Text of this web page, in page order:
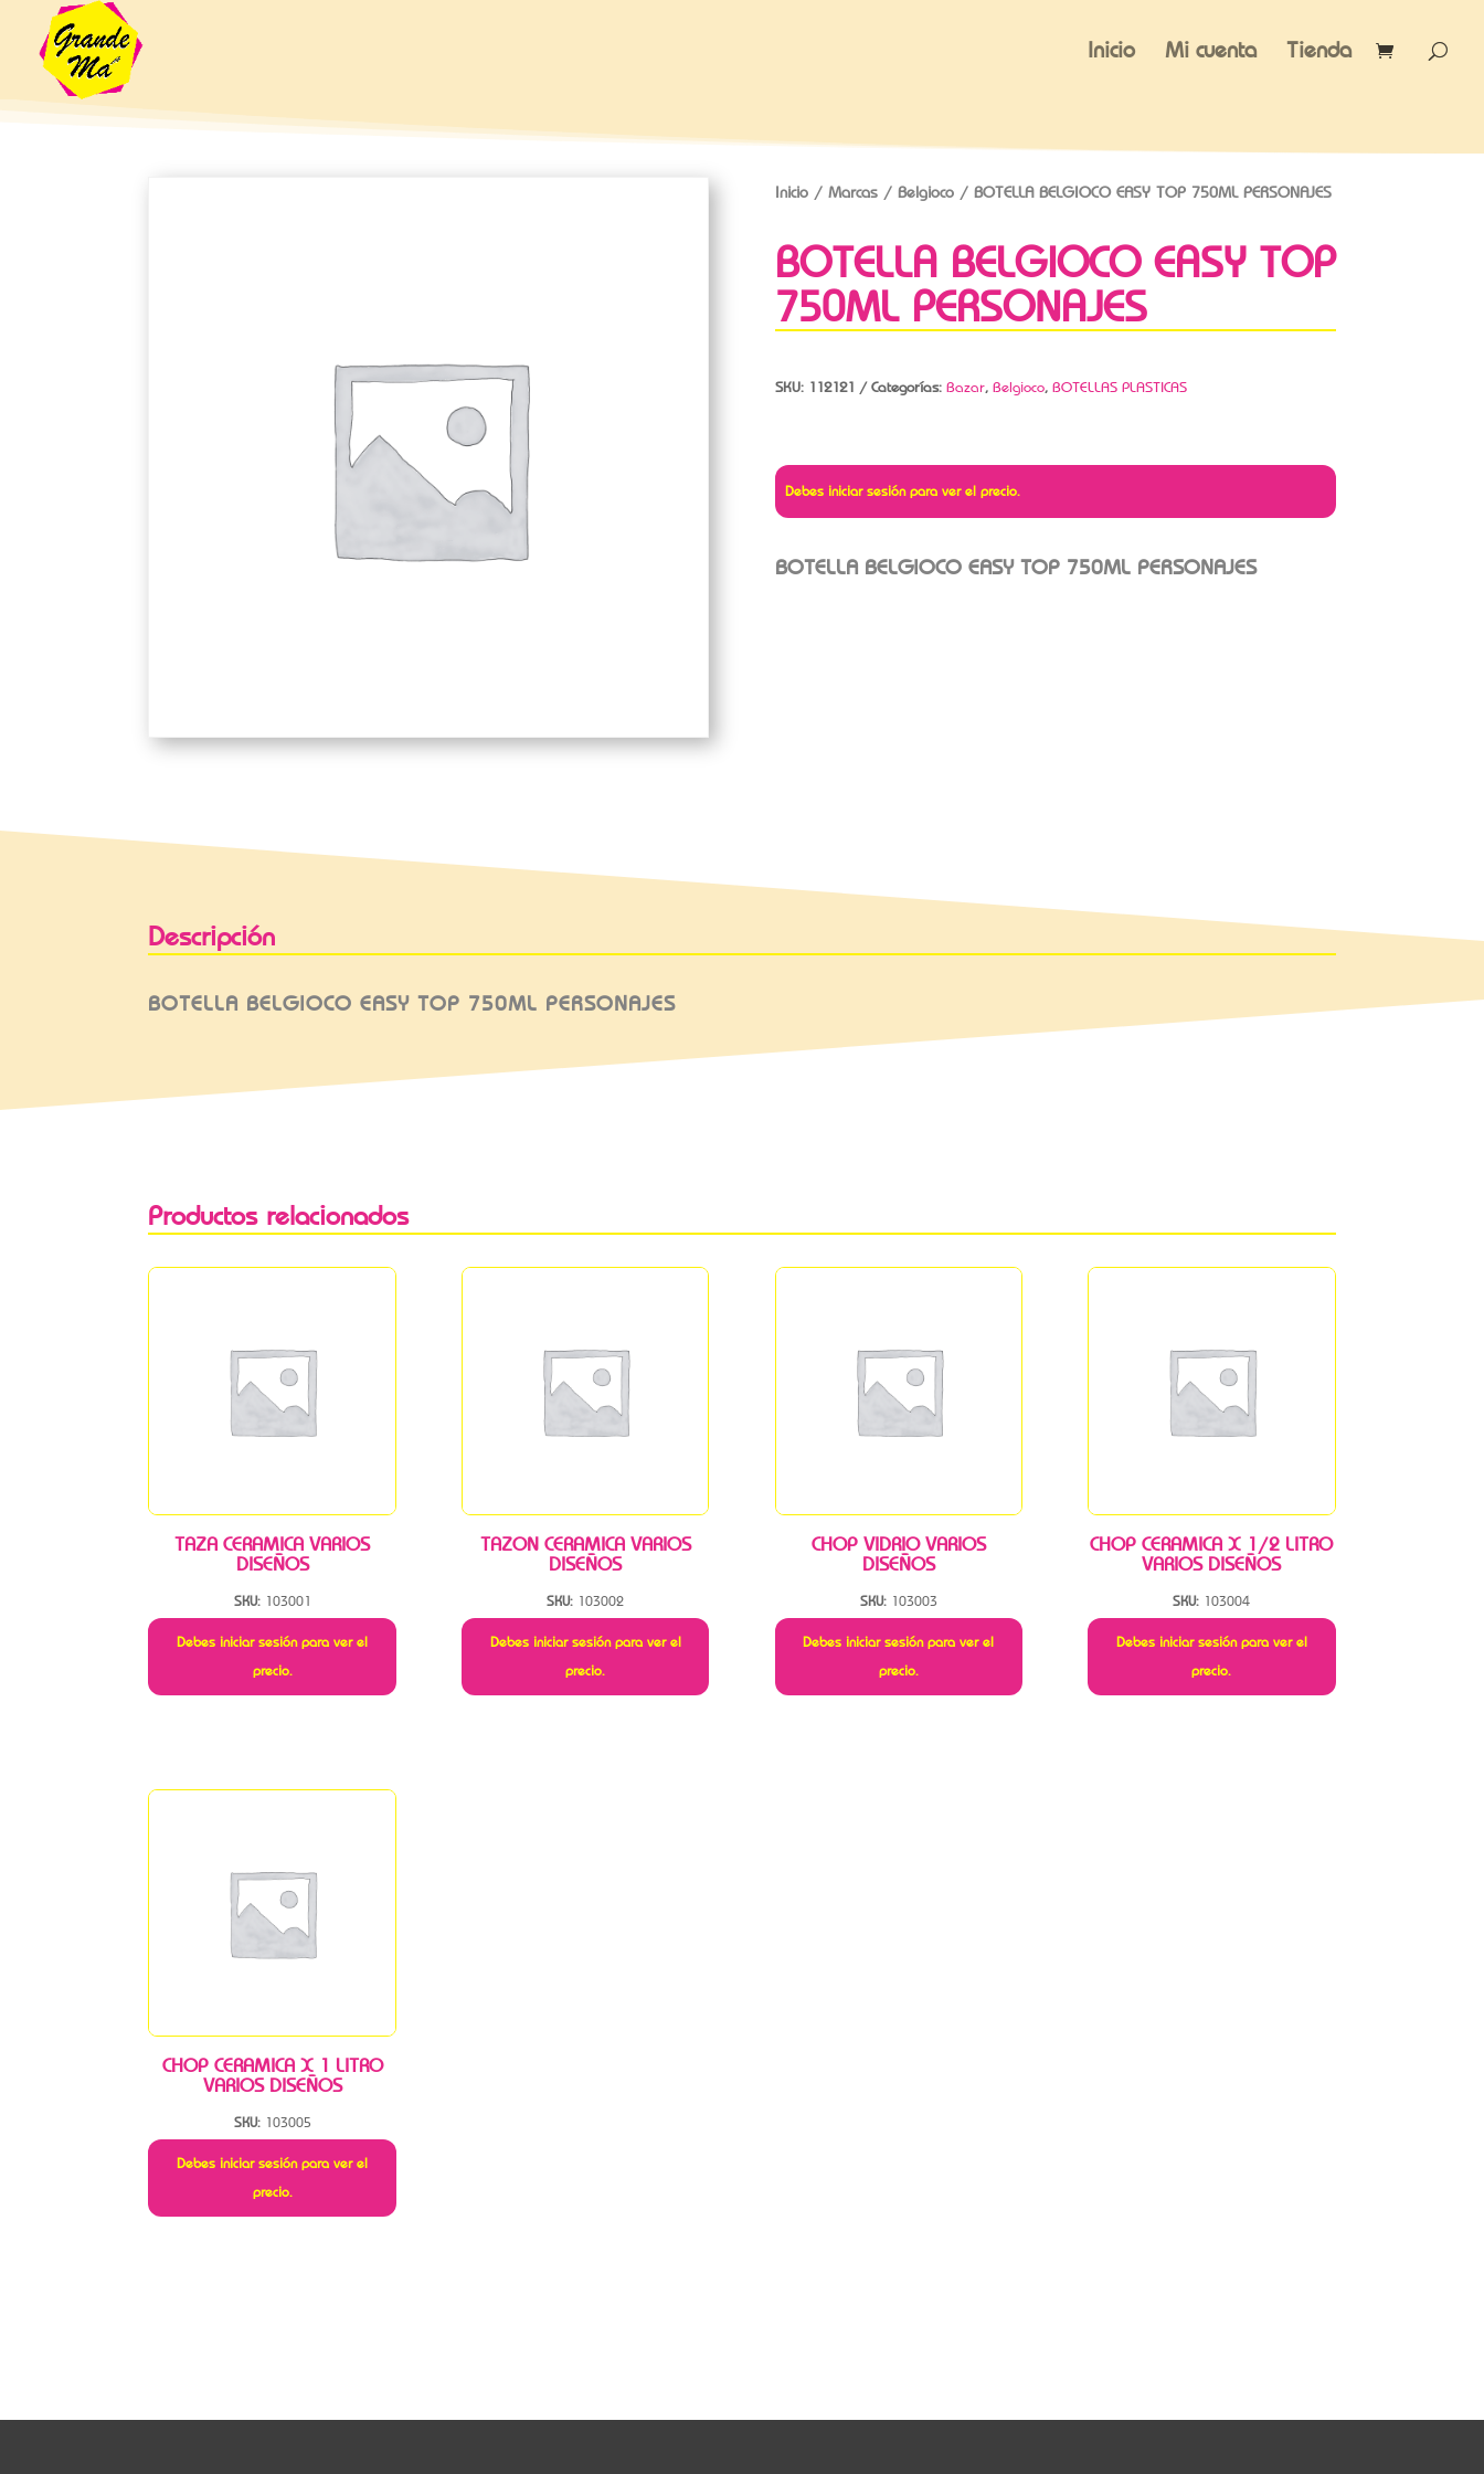
Inicio Mi cuenta Tienda
Inicio/ Marcas/ Belgioco/ BOTELLA BELGIOCO EASY TOP 750ML PERSONAJES
BOTELLA BELGIOCO EASY TOP
750ML PERSONAJES
SKU: 112121 Categorías: Bazar, Belgioco, BOTELLAS PLASTICAS
Debes iniciar sesión para ver el precio.
BOTELLA BELGIOCO EASY TOP 750ML PERSONAJES
Descripción
BOTELLA BELGIOCO EASY TOP 750ML PERSONAJES
Productos relacionados
TAZA CERAMICA VARIOS
DISEÑOS
SKU: 103001
Debes iniciar sesión para ver el
precio.
TAZON CERAMICA VARIOS
DISEÑOS
SKU: 103002
Debes iniciar sesión para ver el
precio.
CHOP VIDRIO VARIOS
DISEÑOS
SKU: 103003
Debes iniciar sesión para ver el
precio.
CHOP CERAMICA X 1/2 LITRO
VARIOS DISEÑOS
SKU: 103004
Debes iniciar sesión para ver el
precio.
CHOP CERAMICA X 1 LITRO
VARIOS DISEÑOS
SKU: 103005
Debes iniciar sesión para ver el
precio.